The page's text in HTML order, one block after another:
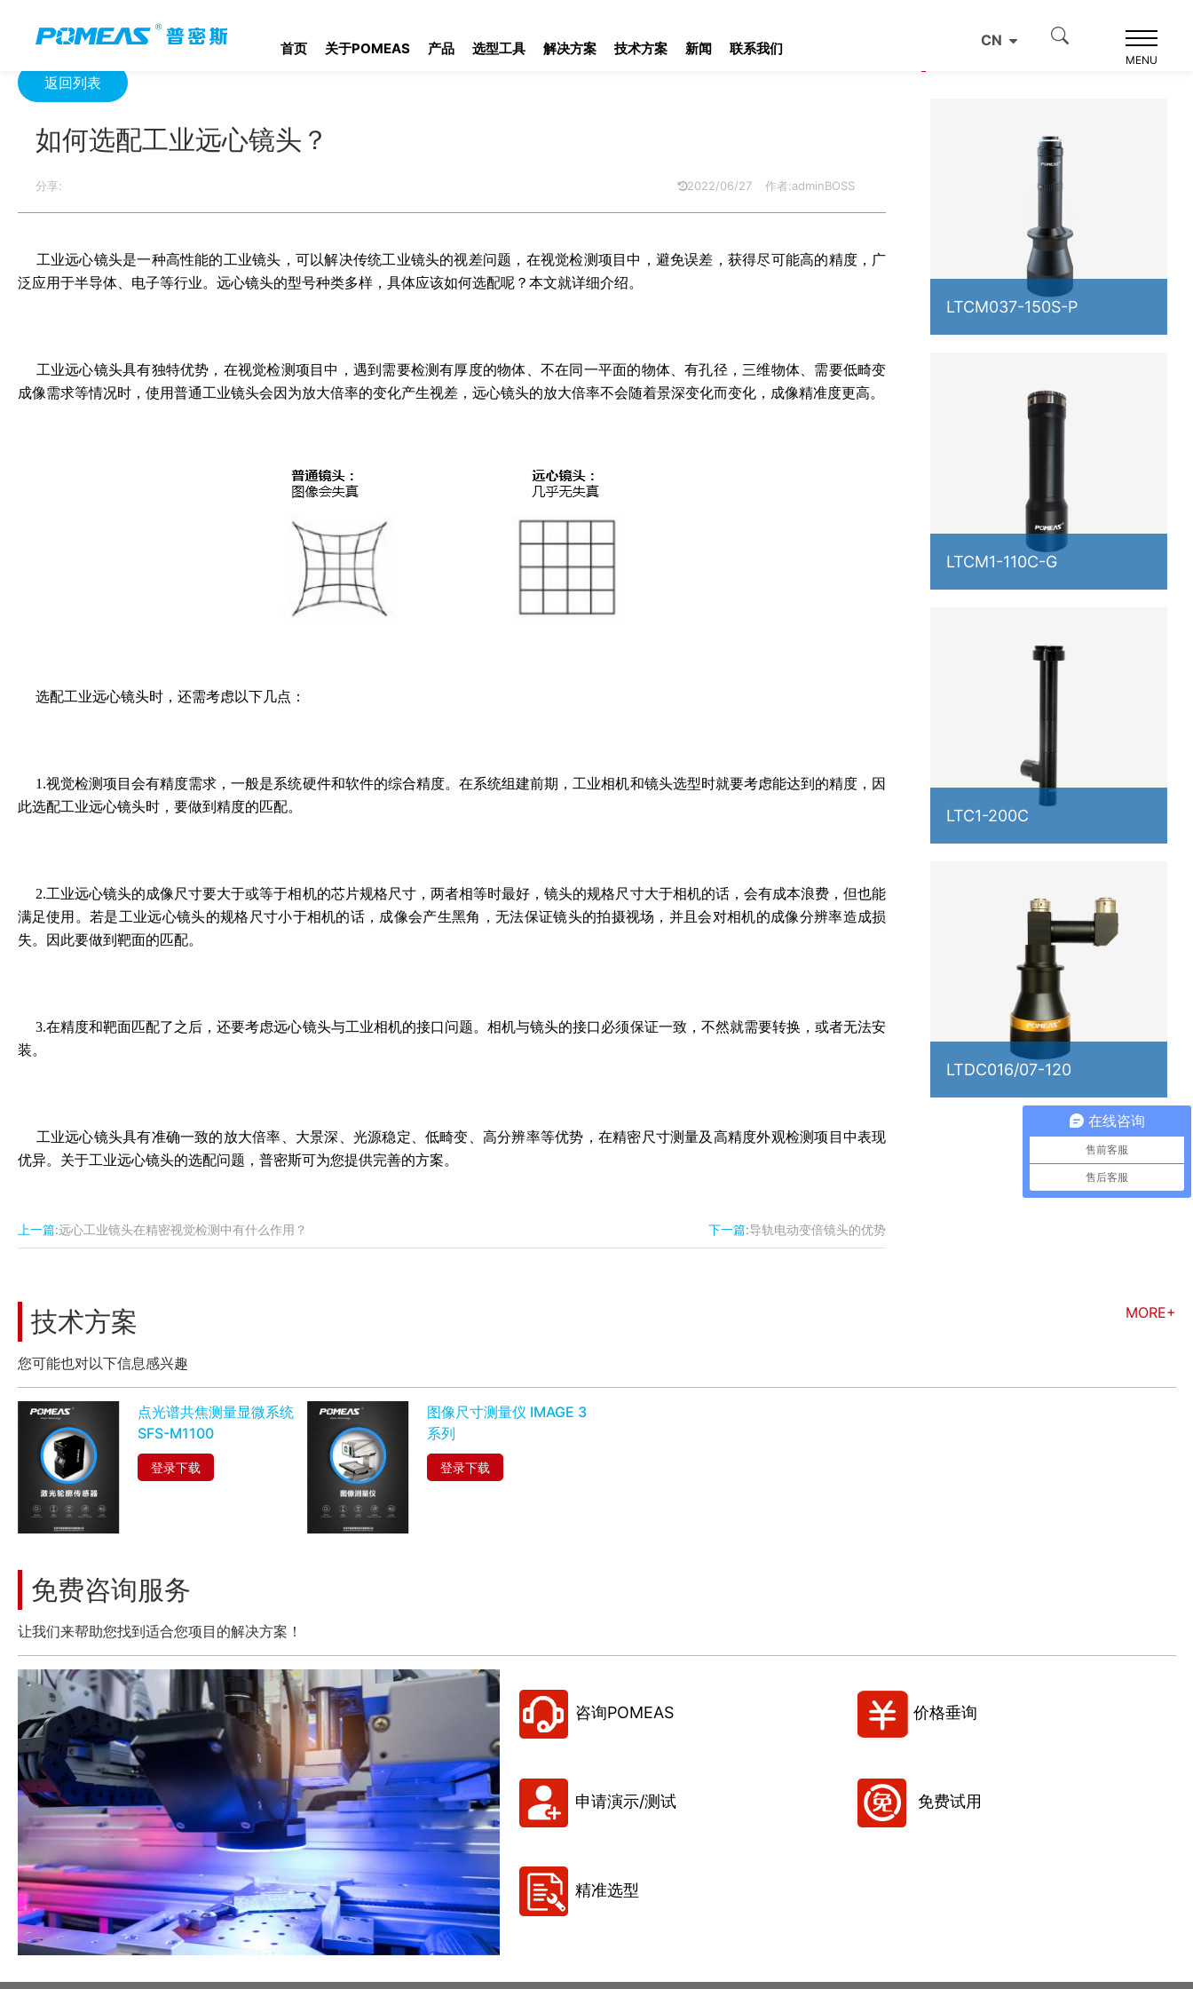
首页 关于POMEAS 产品 选型工具 解决方案 技术方案 新闻 联系我们 CN
MENU
返回列表
如何选配工业远心镜头？
分享: 2022/06/27 作者:adminBOSS
工业远心镜头是一种高性能的工业镜头，可以解决传统工业镜头的视差问题，在视觉检测项目中，避免误差，获得尽可能高的精度，广
泛应用于半导体、电子等行业。远心镜头的型号种类多样，具体应该如何选配呢？本文就详细介绍。
工业远心镜头具有独特优势，在视觉检测项目中，遇到需要检测有厚度的物体、不在同一平面的物体、有孔径，三维物体、需要低畸变
成像需求等情况时，使用普通工业镜头会因为放大倍率的变化产生视差，远心镜头的放大倍率不会随着景深变化而变化，成像精准度更高。
选配工业远心镜头时，还需考虑以下几点：
1.视觉检测项目会有精度需求，一般是系统硬件和软件的综合精度。在系统组建前期，工业相机和镜头选型时就要考虑能达到的精度，因
此选配工业远心镜头时，要做到精度的匹配。
2.工业远心镜头的成像尺寸要大于或等于相机的芯片规格尺寸，两者相等时最好，镜头的规格尺寸大于相机的话，会有成本浪费，但也能
满足使用。若是工业远心镜头的规格尺寸小于相机的话，成像会产生黑角，无法保证镜头的拍摄视场，并且会对相机的成像分辨率造成损
失。因此要做到靶面的匹配。
3.在精度和靶面匹配了之后，还要考虑远心镜头与工业相机的接口问题。相机与镜头的接口必须保证一致，不然就需要转换，或者无法安
装。
工业远心镜头具有准确一致的放大倍率、大景深、光源稳定、低畸变、高分辨率等优势，在精密尺寸测量及高精度外观检测项目中表现
优异。关于工业远心镜头的选配问题，普密斯可为您提供完善的方案。
上一篇:远心工业镜头在精密视觉检测中有什么作用？ 下一篇:导轨电动变倍镜头的优势
LTCM037-150S-P
LTCM1-110C-G
LTC1-200C
LTDC016/07-120
技术方案 MORE+
您可能也对以下信息感兴趣
点光谱共焦测量显微系统
SFS-M1100
登录下载
图像尺寸测量仪 IMAGE 3
系列
登录下载
免费咨询服务
让我们来帮助您找到适合您项目的解决方案！
咨询POMEAS 价格垂询
申请演示/测试 免费试用
精准选型
在线咨询
售前客服
售后客服